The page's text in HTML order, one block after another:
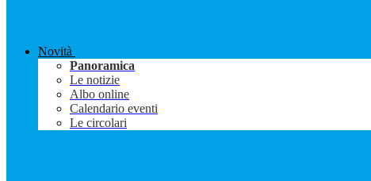
Novità
Panoramica
Le notizie
Albo online
Calendario eventi
Le circolari